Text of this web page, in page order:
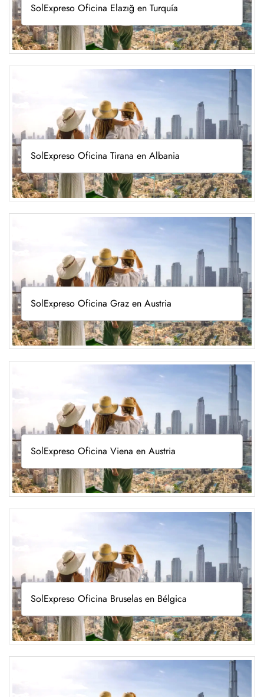
SolExpreso Oficina Elazığ en Turquía
SolExpreso Oficina Tirana en Albania
SolExpreso Oficina Graz en Austria
SolExpreso Oficina Viena en Austria
SolExpreso Oficina Bruselas en Bélgica